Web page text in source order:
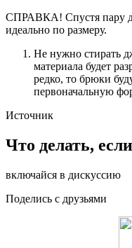
СПРАВКА! Спустя пару
идеально по размеру.
Не нужно стирать
материала будет
редко, то брюки
первоначальную
Источник
Что делать,
включайся в дискуссию
Поделись с друзьями